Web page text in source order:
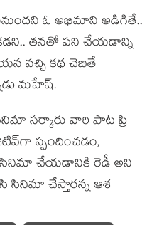
ఓ అభిమాని అడిగితే..
త‌న‌తో ప‌ని చేయ‌డాన్ని
వ‌చ్చి క‌థ చెబితే
మ‌హేష్‌.
స‌ర్కారు వారి పాట ప్రి
స్పందించ‌డం,
చేయ‌డానికి రెడీ అని
సినిమా చేస్తార‌న్న ఆశ